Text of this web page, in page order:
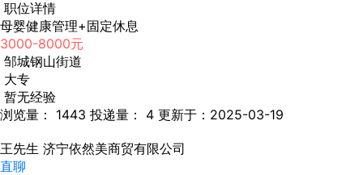
职位详情
母婴健康管理+固定休息
3000-8000元
邹城钢山街道
大专
暂无经验
浏览量： 1443 投递量： 4 更新于：2025-03-19
王先生 济宁依然美商贸有限公司
直聊